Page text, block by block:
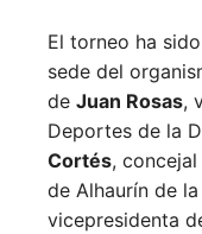
El torneo ha
sede del
de Juan Rosas,
Deportes de la
Cortés,
de Alhaurín de
vicepresidenta